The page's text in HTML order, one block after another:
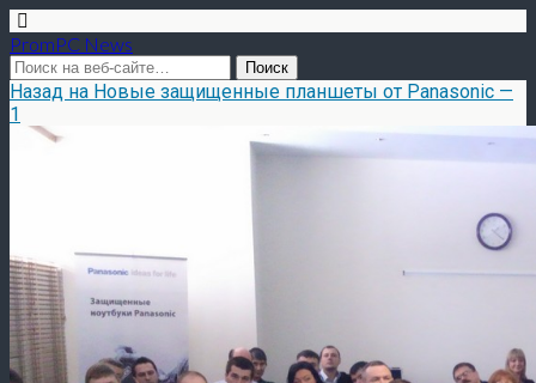
PromPC News
Назад на Новые защищенные планшеты от Panasonic —
1